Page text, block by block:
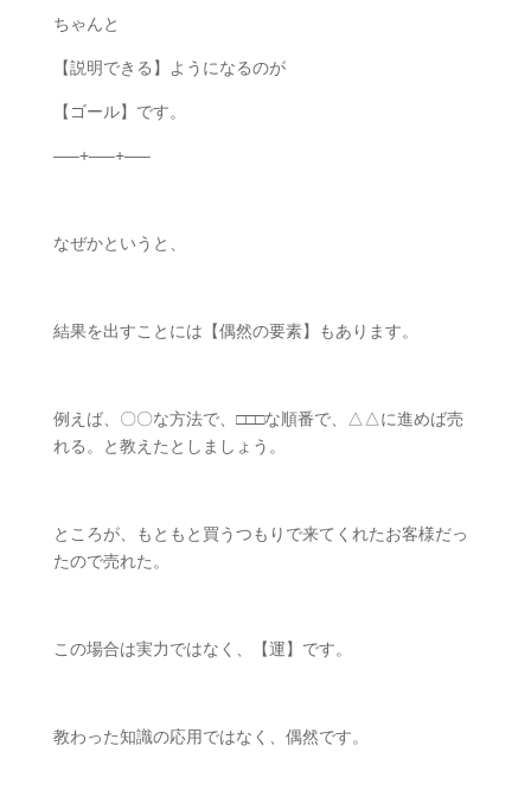
ちゃんと
【説明できる】ようになるのが
【ゴール】です。
—–+—–+—–
なぜかというと、
結果を出すことには【偶然の要素】もあります。
例えば、〇〇な方法で、□□□な順番で、△△に進めば売
れる。と教えたとしましょう。
ところが、もともと買うつもりで来てくれたお客様だっ
たので売れた。
この場合は実力ではなく、【運】です。
教わった知識の応用ではなく、偶然です。